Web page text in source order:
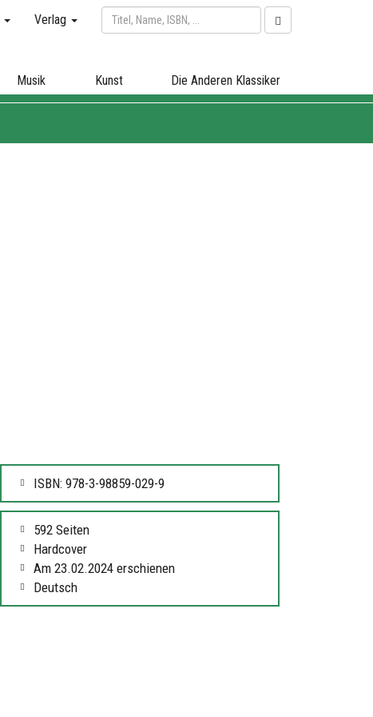
Verlag
Musik Kunst Die Anderen Klassiker
ISBN: 978-3-98859-029-9
592 Seiten
Hardcover
Am 23.02.2024 erschienen
Deutsch